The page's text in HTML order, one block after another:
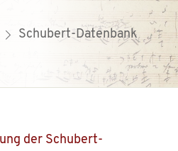
Schubert-Datenbank
der Schubert-